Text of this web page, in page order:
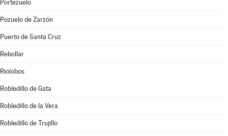
Portezuelo
Pozuelo de Zarzón
Puerto de Santa Cruz
Rebollar
Riolobos
Robledillo de Gata
Robledillo de la Vera
Robledillo de Trujillo